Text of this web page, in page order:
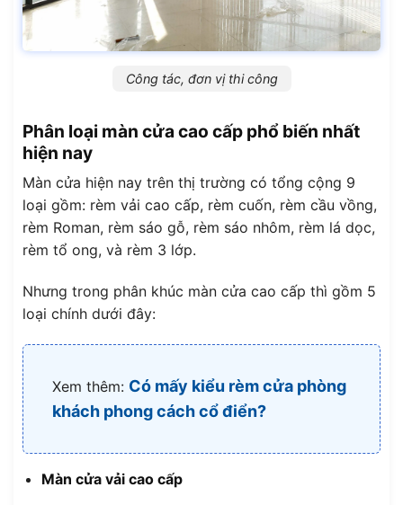
Công tác, đơn vị thi công
Phân loại màn cửa cao cấp phổ biến nhất
hiện nay
Màn cửa hiện nay trên thị trường có tổng cộng 9
loại gồm: rèm vải cao cấp, rèm cuốn, rèm cầu vồng,
rèm Roman, rèm sáo gỗ, rèm sáo nhôm, rèm lá dọc,
rèm tổ ong, và rèm 3 lớp.
Nhưng trong phân khúc màn cửa cao cấp thì gồm 5
loại chính dưới đây:
Xem thêm: Có mấy kiểu rèm cửa phòng
khách phong cách cổ điển?
Màn cửa vải cao cấp